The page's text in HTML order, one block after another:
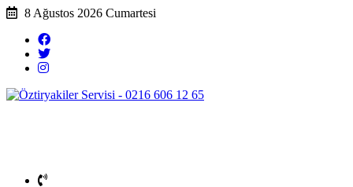
8 Ağustos 2026 Cumartesi